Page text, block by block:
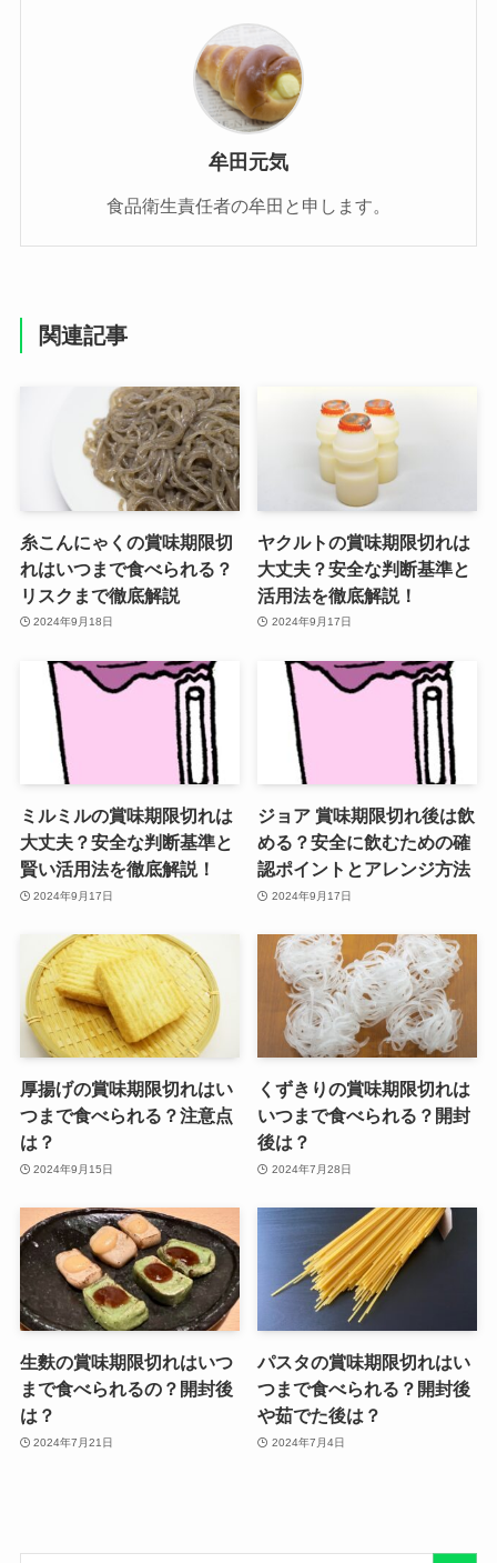
牟田元気
食品衛生責任者の牟田と申します。
関連記事
糸こんにゃくの賞味期限切
れはいつまで食べられる？
リスクまで徹底解説
2024年9月18日
ヤクルトの賞味期限切れは
大丈夫？安全な判断基準と
活用法を徹底解説！
2024年9月17日
ミルミルの賞味期限切れは
大丈夫？安全な判断基準と
賢い活用法を徹底解説！
2024年9月17日
ジョア 賞味期限切れ後は飲
める？安全に飲むための確
認ポイントとアレンジ方法
2024年9月17日
厚揚げの賞味期限切れはい
つまで食べられる？注意点
は？
2024年9月15日
くずきりの賞味期限切れは
いつまで食べられる？開封
後は？
2024年7月28日
生麩の賞味期限切れはいつ
まで食べられるの？開封後
は？
2024年7月21日
パスタの賞味期限切れはい
つまで食べられる？開封後
や茹でた後は？
2024年7月4日